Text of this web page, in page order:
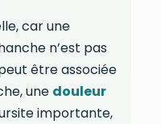
car une
n’est pas
être associée
une douleur
importante,